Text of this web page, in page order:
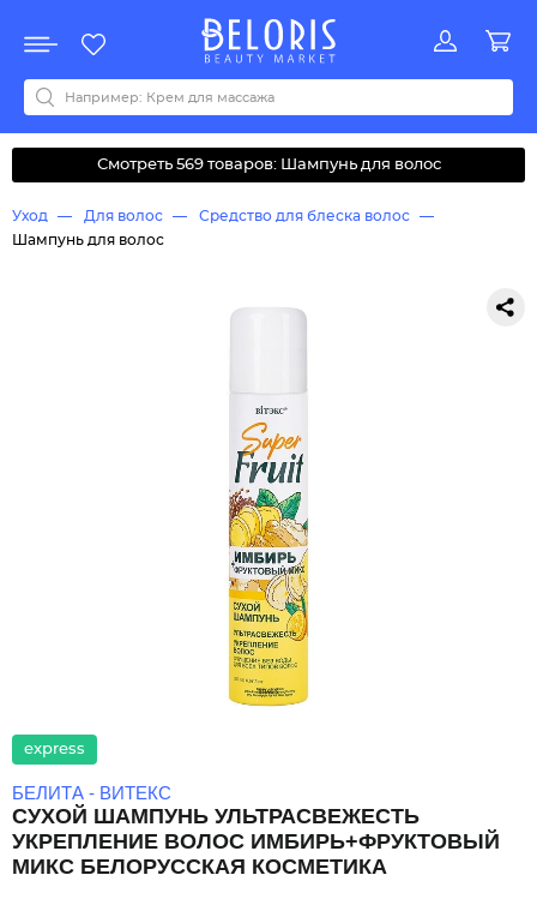
Акции
Все бренды
0-9ABCDEFGHIJKLMNOPQRSTUVWYZАБВДЗИМОКЛНПРСТУФ
Смотреть 569 товаров: Шампунь для волос
Уход Для волос
Средство для блеска волос
Шампунь для волос
express
БЕЛИТА - ВИТЕКС
СУХОЙ ШАМПУНЬ УЛЬТРАСВЕЖЕСТЬ
УКРЕПЛЕНИЕ ВОЛОС ИМБИРЬ+ФРУКТОВЫЙ
МИКС БЕЛОРУССКАЯ КОСМЕТИКА